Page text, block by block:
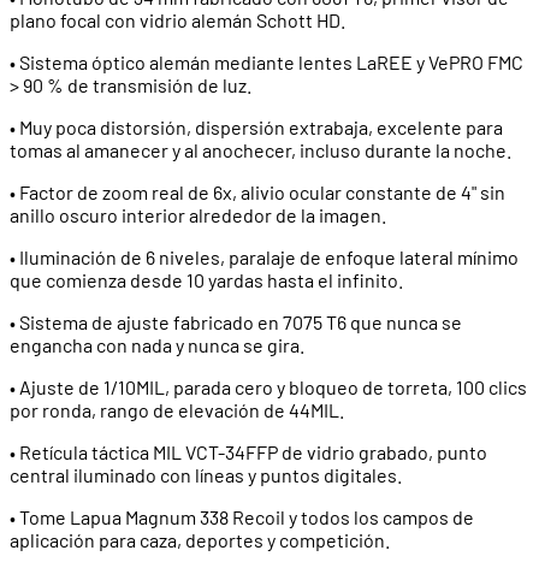
plano focal con vidrio alemán Schott HD.
• Sistema óptico alemán mediante lentes LaREE y VePRO FMC
> 90 % de transmisión de luz.
• Muy poca distorsión, dispersión extrabaja, excelente para
tomas al amanecer y al anochecer, incluso durante la noche.
• Factor de zoom real de 6x, alivio ocular constante de 4" sin
anillo oscuro interior alrededor de la imagen.
• Iluminación de 6 niveles, paralaje de enfoque lateral mínimo
que comienza desde 10 yardas hasta el infinito.
• Sistema de ajuste fabricado en 7075 T6 que nunca se
engancha con nada y nunca se gira.
• Ajuste de 1/10MIL, parada cero y bloqueo de torreta, 100 clics
por ronda, rango de elevación de 44MIL.
• Retícula táctica MIL VCT-34FFP de vidrio grabado, punto
central iluminado con líneas y puntos digitales.
• Tome Lapua Magnum 338 Recoil y todos los campos de
aplicación para caza, deportes y competición.